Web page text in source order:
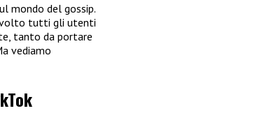
mondo del gossip.
tutti gli utenti
tanto da portare
vediamo